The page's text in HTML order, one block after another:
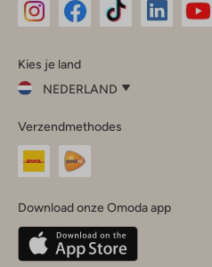
InstagramFacebook
Kies je land
NEDERLAND
je
land
Nederland
Belgique(Français)
Deutschland
Verzendmethodes
Download onze Omoda app